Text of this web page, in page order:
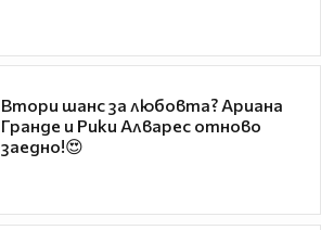
Втори шанс за любовта? Ариана
Гранде и Рики Алварес отново
заедно!😍